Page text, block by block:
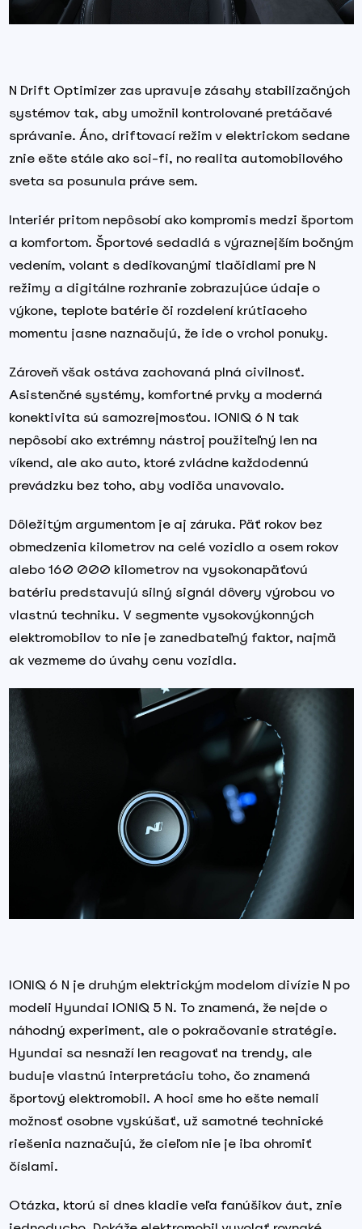
N Drift Optimizer zas upravuje zásahy stabilizačných
systémov tak, aby umožnil kontrolované pretáčavé
správanie. Áno, driftovací režim v elektrickom sedane
znie ešte stále ako sci-fi, no realita automobilového
sveta sa posunula práve sem.
Interiér pritom nepôsobí ako kompromis medzi športom
a komfortom. Športové sedadlá s výraznejším bočným
vedením, volant s dedikovanými tlačidlami pre N
režimy a digitálne rozhranie zobrazujúce údaje o
výkone, teplote batérie či rozdelení krútiaceho
momentu jasne naznačujú, že ide o vrchol ponuky.
Zároveň však ostáva zachovaná plná civilnosť.
Asistenčné systémy, komfortné prvky a moderná
konektivita sú samozrejmosťou. IONIQ 6 N tak
nepôsobí ako extrémny nástroj použiteľný len na
víkend, ale ako auto, ktoré zvládne každodennú
prevádzku bez toho, aby vodiča unavovalo.
Dôležitým argumentom je aj záruka. Päť rokov bez
obmedzenia kilometrov na celé vozidlo a osem rokov
alebo 160 000 kilometrov na vysokonapäťovú
batériu predstavujú silný signál dôvery výrobcu vo
vlastnú techniku. V segmente vysokovýkonných
elektromobilov to nie je zanedbateľný faktor, najmä
ak vezmeme do úvahy cenu vozidla.
IONIQ 6 N je druhým elektrickým modelom divízie N po
modeli Hyundai IONIQ 5 N. To znamená, že nejde o
náhodný experiment, ale o pokračovanie stratégie.
Hyundai sa nesnaží len reagovať na trendy, ale
buduje vlastnú interpretáciu toho, čo znamená
športový elektromobil. A hoci sme ho ešte nemali
možnosť osobne vyskúšať, už samotné technické
riešenia naznačujú, že cieľom nie je iba ohromiť
číslami.
Otázka, ktorú si dnes kladie veľa fanúšikov áut, znie